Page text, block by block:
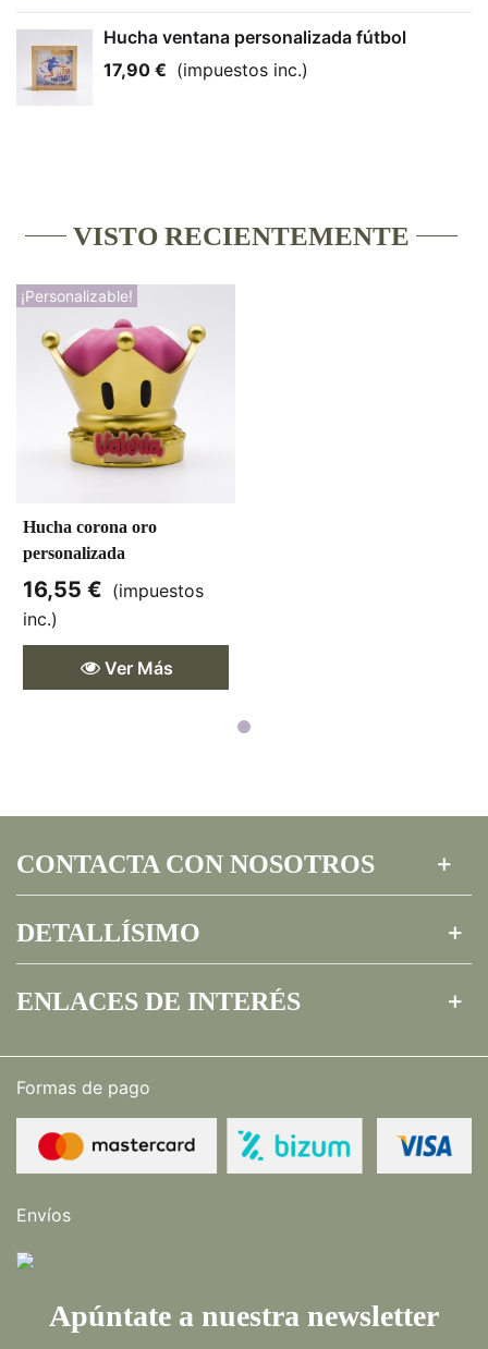
Hucha ventana personalizada fútbol
17,90 € (impuestos inc.)
VISTO RECIENTEMENTE
¡Personalizable!
Hucha corona oro
personalizada
16,55 € (impuestos
inc.)
Ver Más
CONTACTA CON NOSOTROS
DETALLÍSIMO
ENLACES DE INTERÉS
Formas de pago
Envíos
Apúntate a nuestra newsletter